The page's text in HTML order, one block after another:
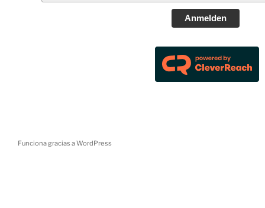
Anmelden
Funciona gracias a WordPress